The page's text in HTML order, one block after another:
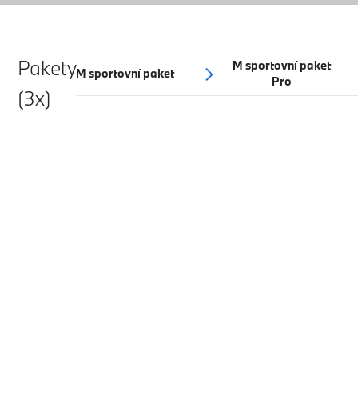
Pakety
(3x)
M sportovní paket
M sportovní paket
Pro